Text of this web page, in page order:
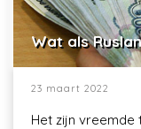
Wat als
23 maart 2022
Het zijn